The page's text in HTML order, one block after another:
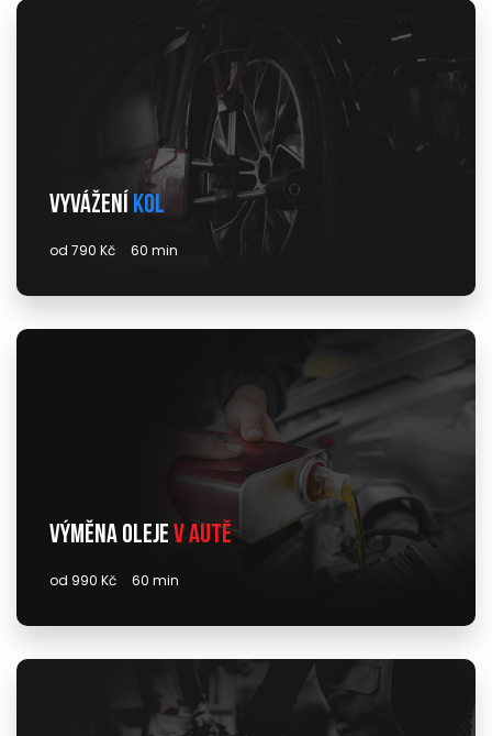
Vyvážení kol
od 790 Kč 60 min
Výměna oleje v autě
od 990 Kč 60 min